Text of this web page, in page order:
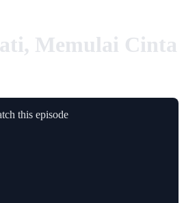
Memulai Cinta
this episode